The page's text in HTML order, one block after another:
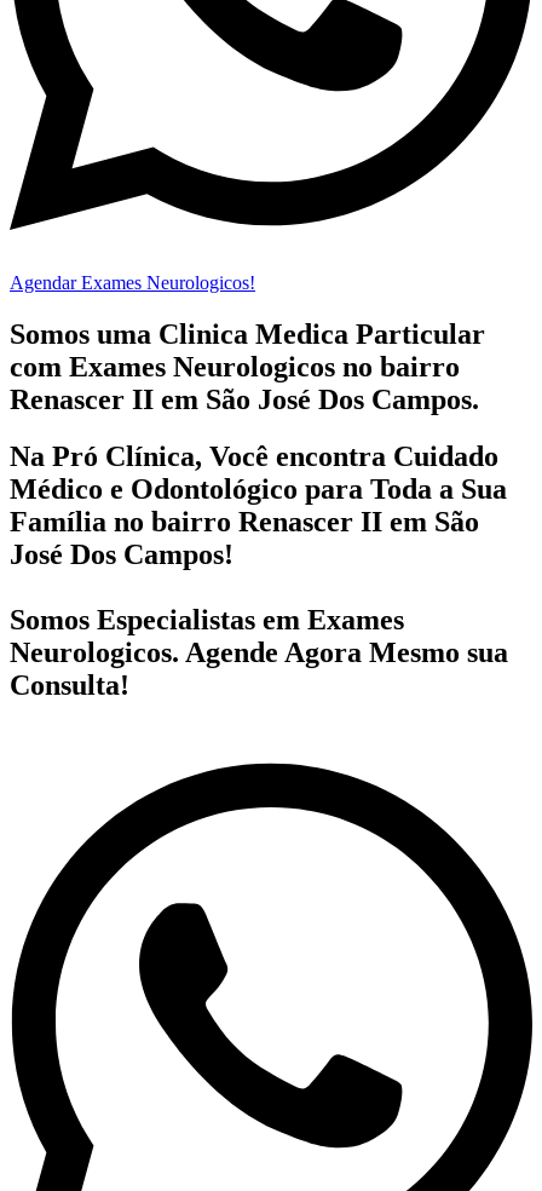
Agendar Exames Neurologicos!
Somos uma Clinica Medica Particular
com Exames Neurologicos no bairro
Renascer II em São José Dos Campos.
Na Pró Clínica, Você encontra Cuidado
Médico e Odontológico para Toda a Sua
Família no bairro Renascer II em São
José Dos Campos!
Somos Especialistas em Exames
Neurologicos. Agende Agora Mesmo sua
Consulta!